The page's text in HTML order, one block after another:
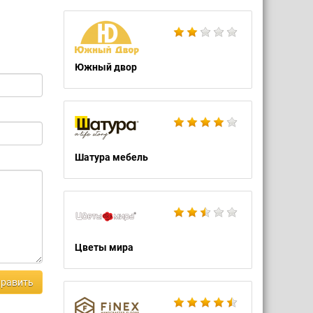
Южный двор
Шатура мебель
Цветы мира